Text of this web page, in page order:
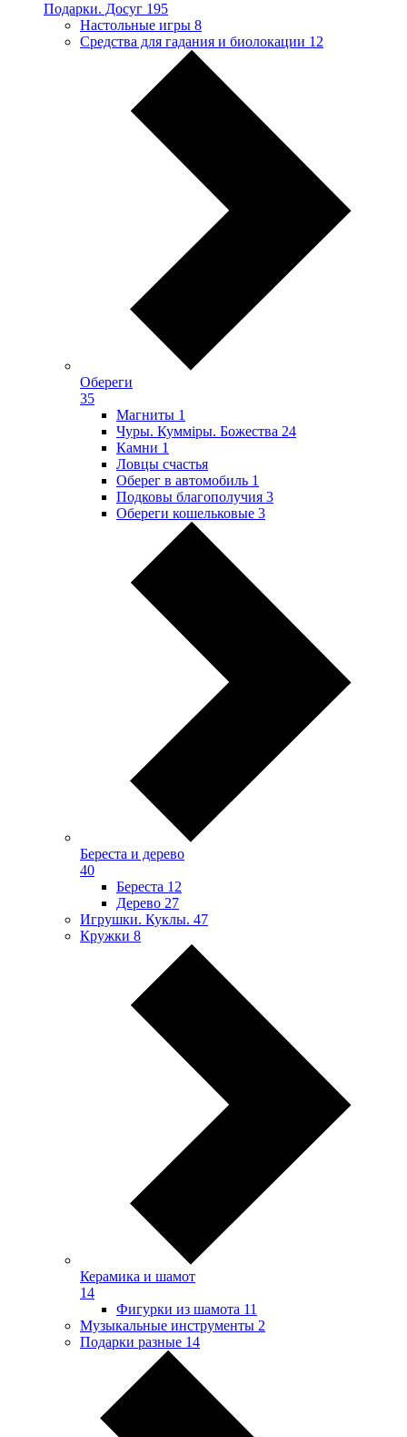
Подарки. Досуг 195
Настольные игры 8
Средства для гадания и биолокации 12
Обереги
35
Магниты 1
Чуры. Куммiры. Божества 24
Камни 1
Ловцы счастья
Оберег в автомобиль 1
Подковы благополучия 3
Обереги кошельковые 3
Береста и дерево
40
Береста 12
Дерево 27
Игрушки. Куклы. 47
Кружки 8
Керамика и шамот
14
Фигурки из шамота 11
Музыкальные инструменты 2
Подарки разные 14